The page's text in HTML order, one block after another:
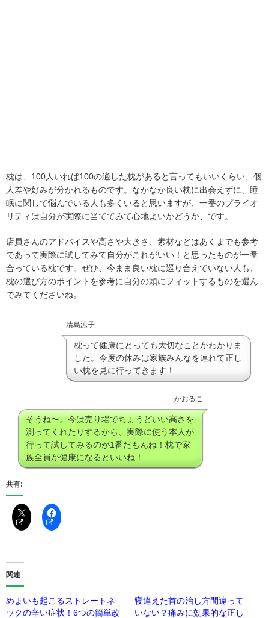
枕は、100人いれば100の適した枕があると言ってもいいくらい、個
人差や好みが分かれるものです。なかなか良い枕に出会えずに、睡
眠に関して悩んでいる人も多くいると思いますが、一番のプライオ
リティは自分が実際に当ててみて心地よいかどうか、です。
店員さんのアドバイスや高さや大きさ、素材などはあくまでも参考
であって実際に試してみて自分がこれがいい！と思ったものが一番
合っている枕です。ぜひ、今まま良い枕に巡り合えていない人も、
枕の選び方のポイントを参考に自分の頭にフィットするものを選ん
でみてくださいね。
清島涼子
枕って健康にとっても大切なことがわかりま
した。今度の休みは家族みんなを連れて正し
い枕を見に行ってきます！
かおるこ
そうね〜。今は売り場でちょうどいい高さを
測ってくれたりするから、実際に使う本人が
行って試してみるのが1番だもんね！枕で家
族全員が健康になるといいね！
共有:
関連
めまいも起こるストレートネ
ックの辛い症状！6つの簡単改
寝違えた首の治し方間違って
いない？痛みに効果的な正し